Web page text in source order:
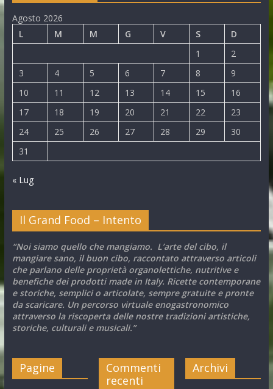
Agosto 2026
L
M M G V S
D
1
2
3
4 5 6 7 8
9
10
11 12 13 14 15
16
17
18 19 20 21 22
23
24
25 26 27 28 29
30
31
« Lug
Il Grand Food – Intento
“Noi siamo quello che mangiamo. L’arte del cibo, il
mangiare sano, il buon cibo, raccontato attraverso articoli
che parlano delle proprietà organolettiche, nutritive e
benefiche dei prodotti made in Italy. Ricette contemporane
e storiche, semplici o articolate, sempre gratuite e pronte
da scaricare. Un percorso virtuale enogastronomico
attraverso la riscoperta delle nostre tradizioni artistiche,
storiche, culturali e musicali.”
Pagine
Commenti
recenti
Archivi